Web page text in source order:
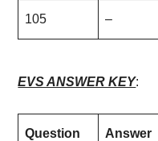
105 –
EVS ANSWER KEY:
Question
Answer